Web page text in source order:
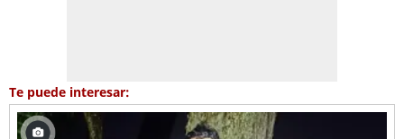
Te puede interesar: